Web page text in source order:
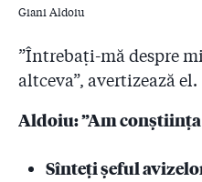
facultate, am fost
nu am bani sau pile!
Nu sunt prostii deloc!”
2.28
DATE NOI: În ritmul de
27.500 de obiective din
Giani Aldoiu
”Întrebați-mă despre
altceva”, avertizează el.
Aldoiu: ”Am conștiința
Sînteți șeful